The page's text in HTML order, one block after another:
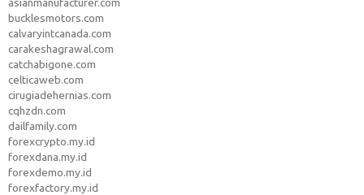
bucklesmotors.com
calvaryintcanada.com
carakeshagrawal.com
catchabigone.com
celticaweb.com
cirugiadehernias.com
cqhzdn.com
dailfamily.com
forexcrypto.my.id
forexdana.my.id
forexdemo.my.id
forexfactory.my.id